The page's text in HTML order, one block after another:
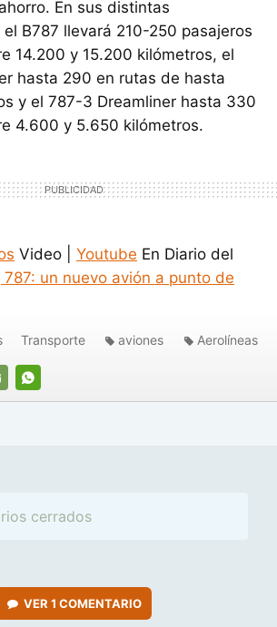
En sus distintas
B787 llevará 210-250 pasajeros
14.200 y 15.200 kilómetros, el
hasta 290 en rutas de hasta
y el 787-3 Dreamliner hasta 330
4.600 y 5.650 kilómetros.
Video | Youtube En Diario del
787: un nuevo avión a punto de
WHATSAPP
Transporte aviones Aerolíneas
cerrados
VER 1 COMENTARIO